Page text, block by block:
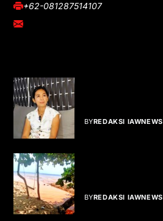
+62-081287514107
adm@iawnews.com
BYREDAKSI IAWNEWS
BYREDAKSI IAWNEWS